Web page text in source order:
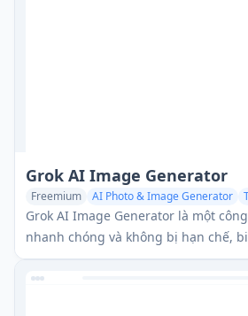
Grok AI Image Generator
Freemium AI Photo & Image Generator
AI Illustration Generator
Grok AI Image Generator là một
nhanh chóng và không bị hạn chế,
bản thành hình ảnh chất lượng cao
các mô hình tiên tiến như Flux.1.